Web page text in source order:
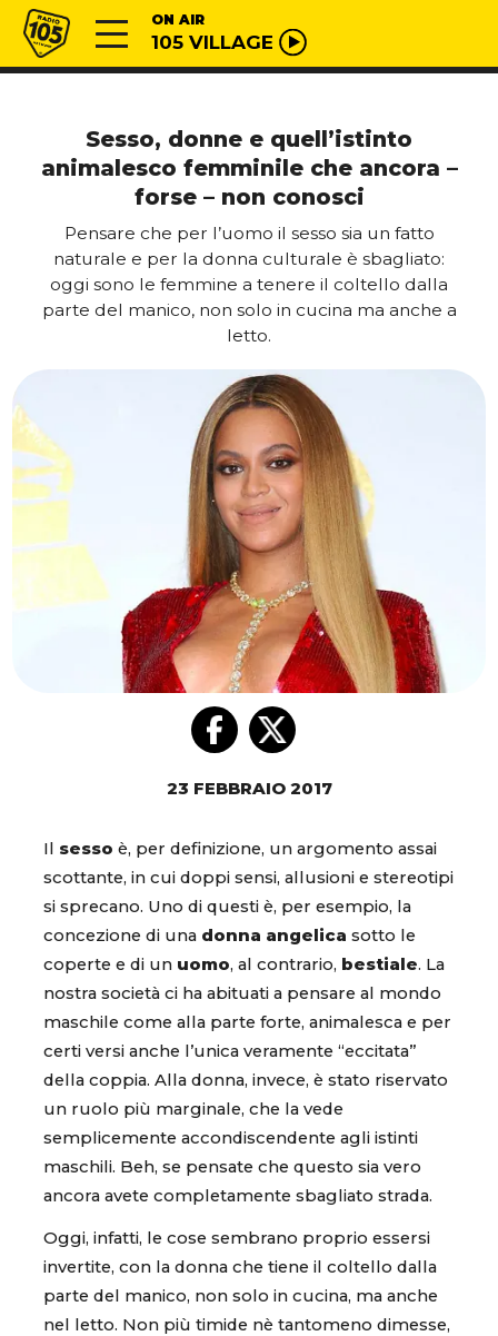
Vai al contenuto
Radio 105 ON AIR
105 VILLAGE
Sesso, donne e quell’istinto
animalesco femminile che ancora –
forse – non conosci
Pensare che per l’uomo il sesso sia un fatto
naturale e per la donna culturale è sbagliato:
oggi sono le femmine a tenere il coltello dalla
parte del manico, non solo in cucina ma anche a
letto.
23 FEBBRAIO 2017
Il sesso è, per definizione, un argomento assai
scottante, in cui doppi sensi, allusioni e stereotipi
si sprecano. Uno di questi è, per esempio, la
concezione di una donna angelica sotto le
coperte e di un uomo, al contrario, bestiale. La
nostra società ci ha abituati a pensare al mondo
maschile come alla parte forte, animalesca e per
certi versi anche l’unica veramente “eccitata”
della coppia. Alla donna, invece, è stato riservato
un ruolo più marginale, che la vede
semplicemente accondiscendente agli istinti
maschili. Beh, se pensate che questo sia vero
ancora avete completamente sbagliato strada.
Oggi, infatti, le cose sembrano proprio essersi
invertite, con la donna che tiene il coltello dalla
parte del manico, non solo in cucina, ma anche
nel letto. Non più timide nè tantomeno dimesse,